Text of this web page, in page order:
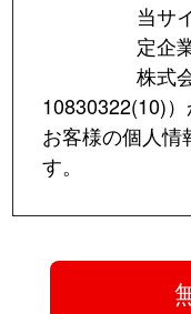
当サ
定企
株式
10830322(10)
お客様の個人情
す。